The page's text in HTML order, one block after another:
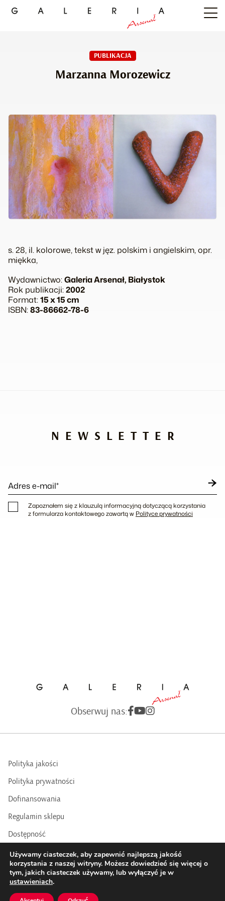
PUBLIKACJA
Marzanna Morozewicz
s. 28, il. kolorowe, tekst w jęz. polskim i angielskim, opr.
miękka,
Wydawnictwo:Galeria Arsenał, Białystok
Rok publikacji:2002
Format:15 x 15 cm
ISBN:83-86662-78-6
NEWSLETTER
Adres e-mail*
Zapoznałem się z klauzulą informacyjną dotyczącą korzystania
z formularza kontaktowego zawartą w Polityce prywatności
Obserwuj nas:
Polityka jakości
Polityka prywatności
Dofinansowania
Regulamin sklepu
Dostępność
BIP
COPYRIGHTS © 2016 - 2025 BY GALERIA ARSENAŁ | Realizacja:
Datasky
Używamy ciasteczek, aby zapewnić najlepszą jakość
korzystania z naszej witryny. Możesz dowiedzieć się więcej o
tym, jakich ciasteczek używamy, lub wyłączyć je w
ustawieniach.